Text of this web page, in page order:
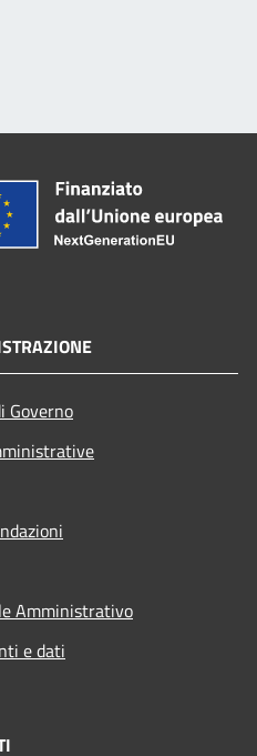
Governo
Amministrativo
e dati